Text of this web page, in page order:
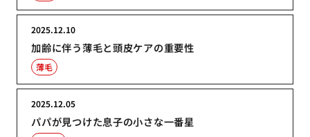
加齢に伴う薄毛と頭皮ケアの重要性
2025.12.10
薄毛
パパが見つけた息子の小さな一番星
2025.12.05